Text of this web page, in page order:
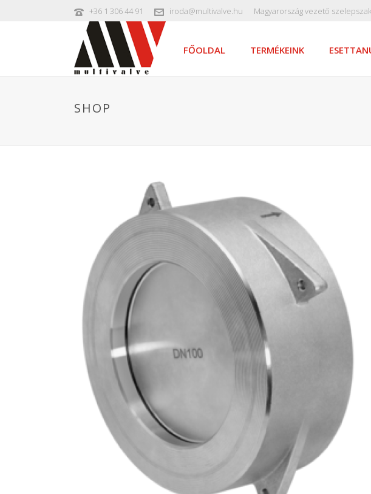
+36 1 306 44 91 iroda@multivalve.hu Magyarország vezető
FŐOLDAL TERMÉKEINK
SHOP